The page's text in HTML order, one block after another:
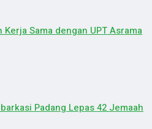
Sama dengan UPT Asrama
Padang Lepas 42 Jemaah